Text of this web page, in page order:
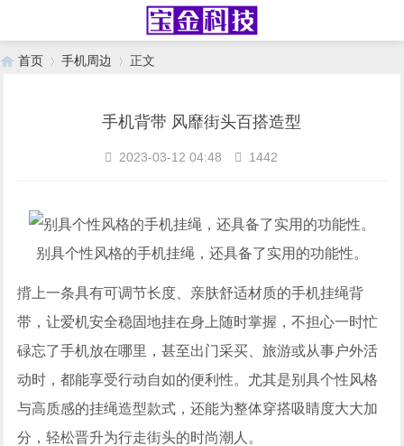
首页 手机周边 正文
手机背带 风靡街头百搭造型
2023-03-12 04:48 1442
别具个性风格的手机挂绳，还具备了实用的功能性。
揹上一条具有可调节长度、亲肤舒适材质的手机挂绳背
带，让爱机安全稳固地挂在身上随时掌握，不担心一时忙
碌忘了手机放在哪里，甚至出门采买、旅游或从事户外活
动时，都能享受行动自如的便利性。尤其是别具个性风格
与高质感的挂绳造型款式，还能为整体穿搭吸睛度大大加
分，轻松晋升为行走街头的时尚潮人。